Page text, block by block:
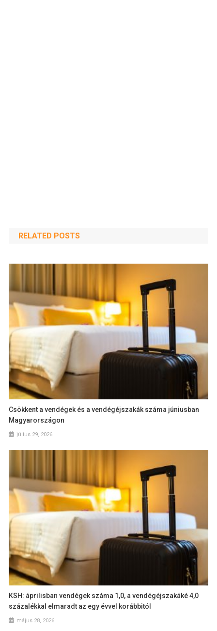
RELATED POSTS
Csökkent a vendégek és a vendégéjszakák száma júniusban
Magyarországon
július 29, 2026
KSH: áprilisban vendégek száma 1,0, a vendégéjszakáké 4,0
százalékkal elmaradt az egy évvel korábbitól
május 28, 2026